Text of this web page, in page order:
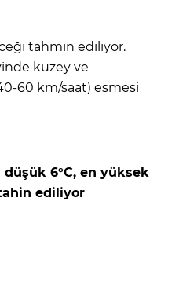
tahmin ediliyor.
kuzey ve
60 km/saat) esmesi
6°C, en yüksek
ediliyor